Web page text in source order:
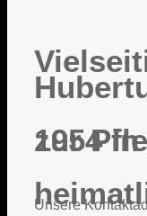
zur
1954
Unsere